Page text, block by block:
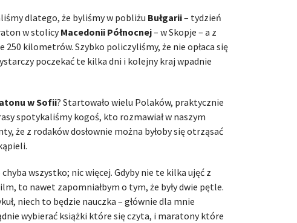
dlatego, że byliśmy w pobliżu Bułgarii– tydzień
w stolicyMacedonii Północnej– w Skopje – a z
250 kilometrów. Szybko policzyliśmy, że nie opłaca się
poczekać te kilka dni i kolejny kraj wpadnie
w Sofii? Startowało wielu Polaków, praktycznie
spotykaliśmy kogoś, kto rozmawiał w naszym
że z rodaków dosłownie można byłoby się otrząsać
wszystko; nic więcej. Gdyby nie te kilka ujęć z
to nawet zapomniałbym o tym, że były dwie pętle.
niech to będzie nauczka – głównie dla mnie
wybierać książki które się czyta, i maratony które